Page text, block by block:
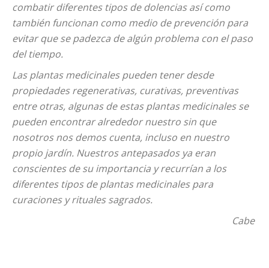
combatir diferentes tipos de dolencias así como
también funcionan como medio de prevención para
evitar que se padezca de algún problema con el paso
del tiempo.
Las plantas medicinales pueden tener desde
propiedades regenerativas, curativas, preventivas
entre otras, algunas de estas plantas medicinales se
pueden encontrar alrededor nuestro sin que
nosotros nos demos cuenta, incluso en nuestro
propio jardín. Nuestros antepasados ya eran
conscientes de su importancia y recurrían a los
diferentes tipos de plantas medicinales para
curaciones y rituales sagrados.
Cabe